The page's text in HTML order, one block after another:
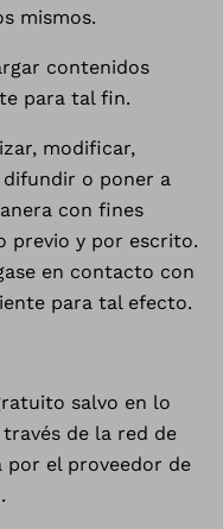
mismos.
contenidos
para tal fin.
modificar,
o poner a
con fines
previo y por escrito.
en contacto con
para tal efecto.
salvo en lo
de la red de
por el proveedor de